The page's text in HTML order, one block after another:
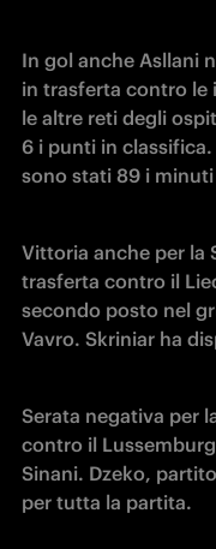
In gol anche Asllani
in trasferta contro le
le altre reti degli
6 i punti in
sono stati 89 i
Vittoria anche per la
trasferta contro il
secondo posto nel
Vavro. Skriniar ha
Serata negativa per
contro il
Sinani. Dzeko,
per tutta la partita.